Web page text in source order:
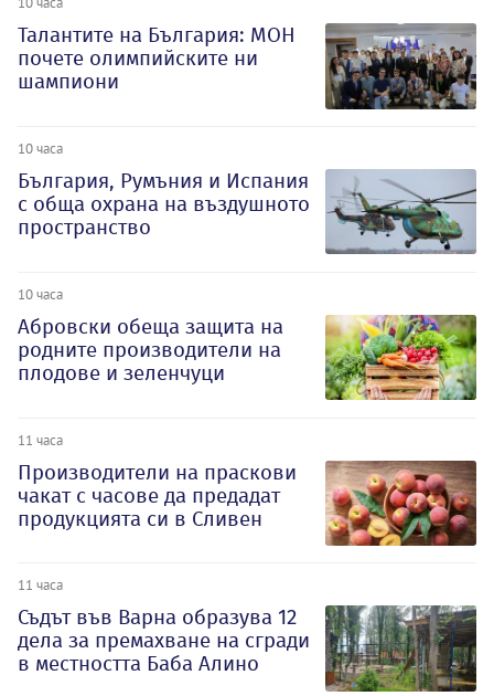
Талантите на България: МОН
почете олимпийските ни
шампиони
10 часа
България, Румъния и Испания
с обща охрана на въздушното
пространство
10 часа
Абровски обеща защита на
родните производители на
плодове и зеленчуци
11 часа
Производители на праскови
чакат с часове да предадат
продукцията си в Сливен
11 часа
Съдът във Варна образува 12
дела за премахване на сгради
в местността Баба Алино